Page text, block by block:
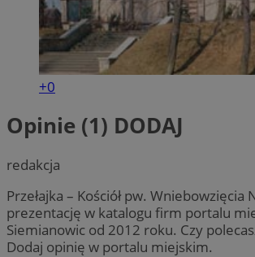
+0
Opinie (1) DODAJ
redakcja
Przełajka – Kościół pw. Wniebowzięcia
prezentację w katalogu firm portalu
Siemianowic od 2012 roku. Czy
Dodaj opinię w portalu miejskim.